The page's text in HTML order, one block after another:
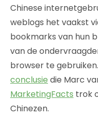
Chinese
weblogs het vaakst
bookmarks van hun
van de
browser te
conclusie die Marc
MarketingFacts trok
Chinezen.